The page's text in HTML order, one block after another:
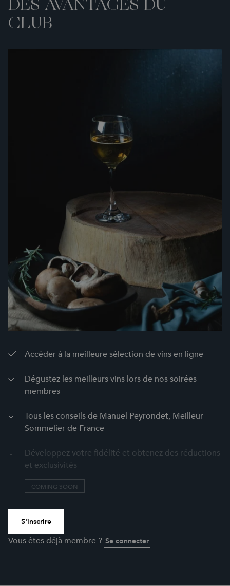
DES AVANTAGES DU
CLUB
Accéder à la meilleure sélection de vins en ligne
Dégustez les meilleurs vins lors de nos soirées
membres
Tous les conseils de Manuel Peyrondet, Meilleur
Sommelier de France
Développez votre fidélité et obtenez des réductions
et exclusivités
COMING SOON
S'inscrire
Vous êtes déjà membre ? Se connecter